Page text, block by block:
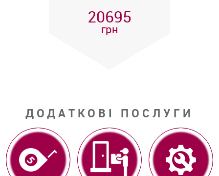
20695
грн
ДОДАТКОВІ ПОСЛУГИ